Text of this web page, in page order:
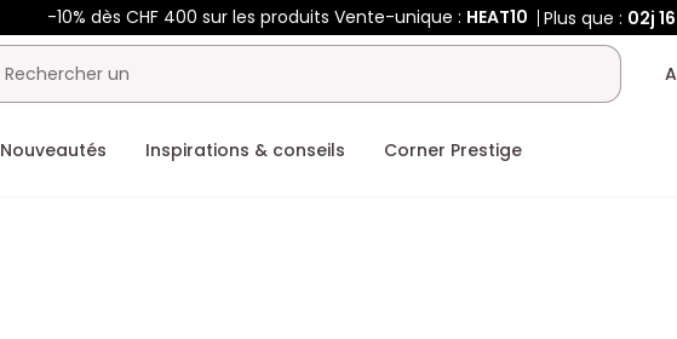
-10% dès CHF 400 sur les produits Vente-unique : HEAT10 Plus que : 02j
Nouveautés Inspirations & conseils Corner Prestige